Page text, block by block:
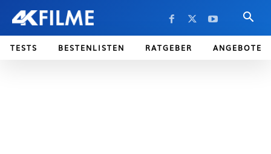
TESTS BESTENLISTEN RATGEBER ANGEBOTE